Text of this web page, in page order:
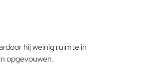
hij weinig ruimte in
opgevouwen.